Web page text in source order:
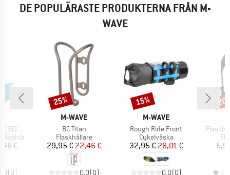
DE POPULÄRASTE PRODUKTERNA FRÅN M-
WAVE
622)
pris
€
(0)
VARUMÄRKE
M-WAVE
Produkter
BC Titan
Produktgrupp
Flaskhållare
Pris
29,95 €Reducerat pris
22,46 €
0,0(0)
Rabatt
25%
VARUMÄRKE
M-WAVE
Produkter
Rough Ride Front
Produktgrupp
Cykelväska
Pris
32,95 €Reducerat pris
28,01 €
0,0(0)
Rabatt
15%